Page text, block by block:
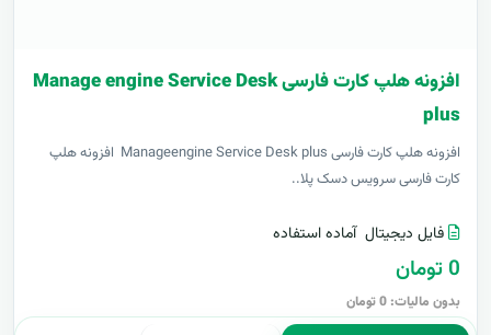
افزونه هلپ کارت فارسی Manage engine Service Desk
plus
افزونه هلپ کارت فارسی Manageengine Service Desk plus افزونه هلپ
کارت فارسی سرویس دسک پلا..
فایل دیجیتال آماده استفاده
0 تومان
بدون مالیات: 0 تومان